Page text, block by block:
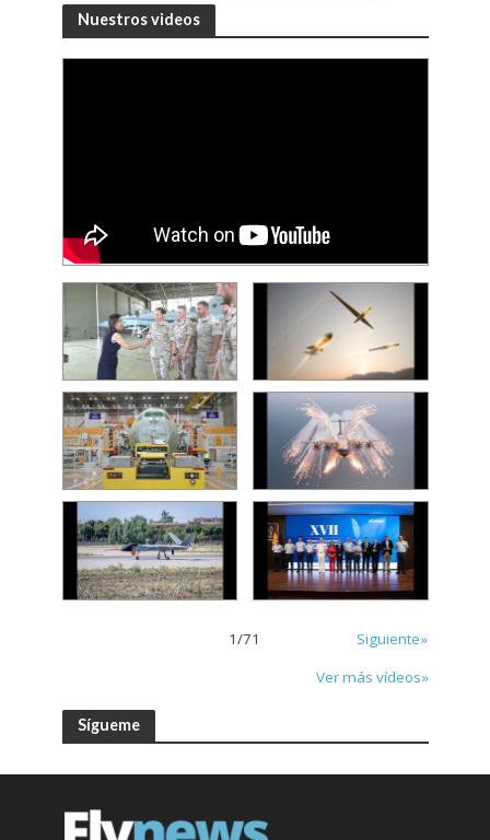
Nuestros videos
1/71
Siguiente»
Ver más vídeos»
Sígueme